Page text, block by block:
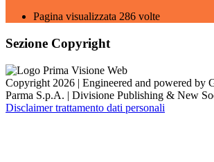
Pagina visualizzata 286 volte
Sezione Copyright
Copyright 2026 | Engineered and powered by
Parma S.p.A. | Divisione Publishing & New
Disclaimer trattamento dati personali